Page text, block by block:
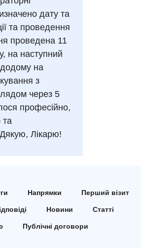
станів
інфаркту
здоров’я 40+
дату та
та проведення
проведена 11
на наступний
на
з
через 5
професійно,
та
Лікарю!
Напрямки Перший візит
Новини Статті
Публічні договори